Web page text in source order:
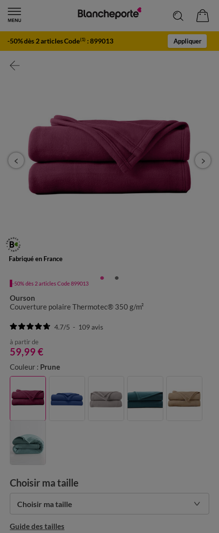
-50% dès 2 articles Code(1) :899013 Appliquer
Fabriqué en France
-50% dès 2 articles Code 899013
Ourson
Couverture polaire Thermotec® 350 g/m²
4.7/5 - 109avis
à partir de
59,99 €
Couleur : Prune
Choisir ma taille
Choisir ma taille
Guide des tailles